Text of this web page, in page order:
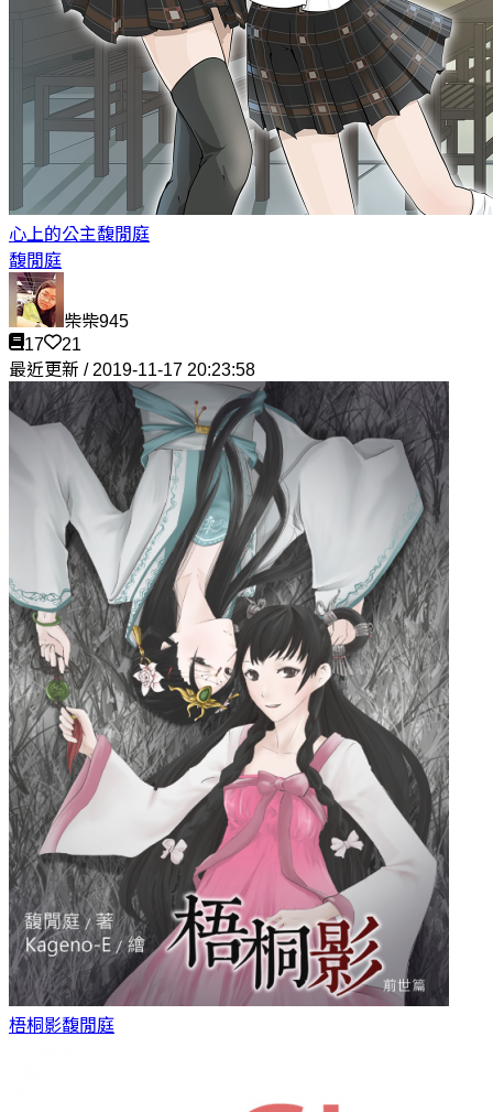
心上的公主馥閒庭
馥閒庭
柴柴945
17
21
最近更新 / 2019-11-17 20:23:58
梧桐影馥閒庭